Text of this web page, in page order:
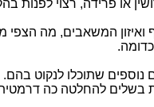
או פרידה, רצוי
המשאבים, מה הצפי
נוספים שתוכלו לנקוט
בשלים להחלטה כה